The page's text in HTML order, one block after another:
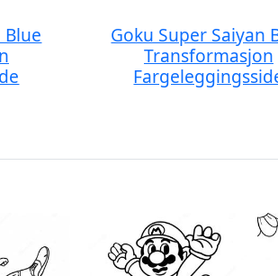
Blue
Goku Super Saiyan
Transformasjon